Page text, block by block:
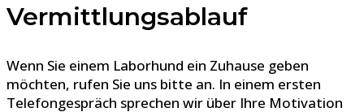
Vermittlungsablauf
Wenn Sie einem Laborhund ein Zuhause geben
möchten, rufen Sie uns bitte an. In einem ersten
Telefongespräch sprechen wir über Ihre Motivation